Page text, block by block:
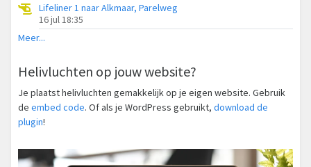
Lifeliner 1 naar Alkmaar, Parelweg
16 jul 18:35
Meer...
Helivluchten op jouw website?
Je plaatst helivluchten gemakkelijk op je eigen website. Gebruik
de embed code. Of als je WordPress gebruikt, download de
plugin!